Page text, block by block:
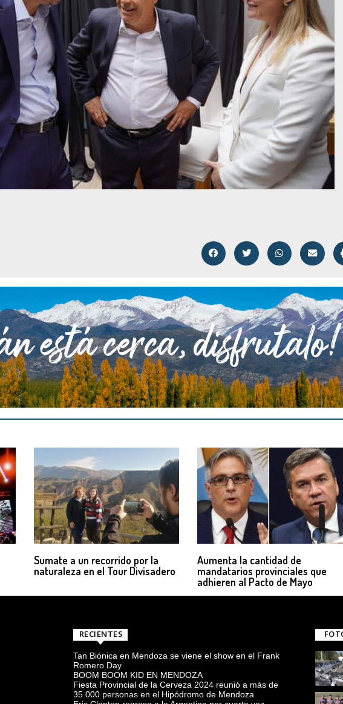
Sumate a un recorrido por la
naturaleza en el Tour Divisadero
Aumenta la cantidad de
mandatarios provinciales que
adhieren al Pacto de Mayo
RECIENTES
Tan Biónica en Mendoza se viene el show en el Frank
Romero Day
BOOM BOOM KID EN MENDOZA
Fiesta Provincial de la Cerveza 2024 reunió a más de
35.000 personas en el Hipódromo de Mendoza